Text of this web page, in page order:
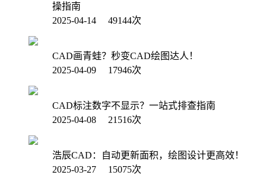
操指南
2025-04-14 49144次
CAD画青蛙？秒变CAD绘图达人！
2025-04-09 17946次
CAD标注数字不显示？一站式排查指南
2025-04-08 21516次
浩辰CAD：自动更新面积，绘图设计更高效！
2025-03-27 15075次